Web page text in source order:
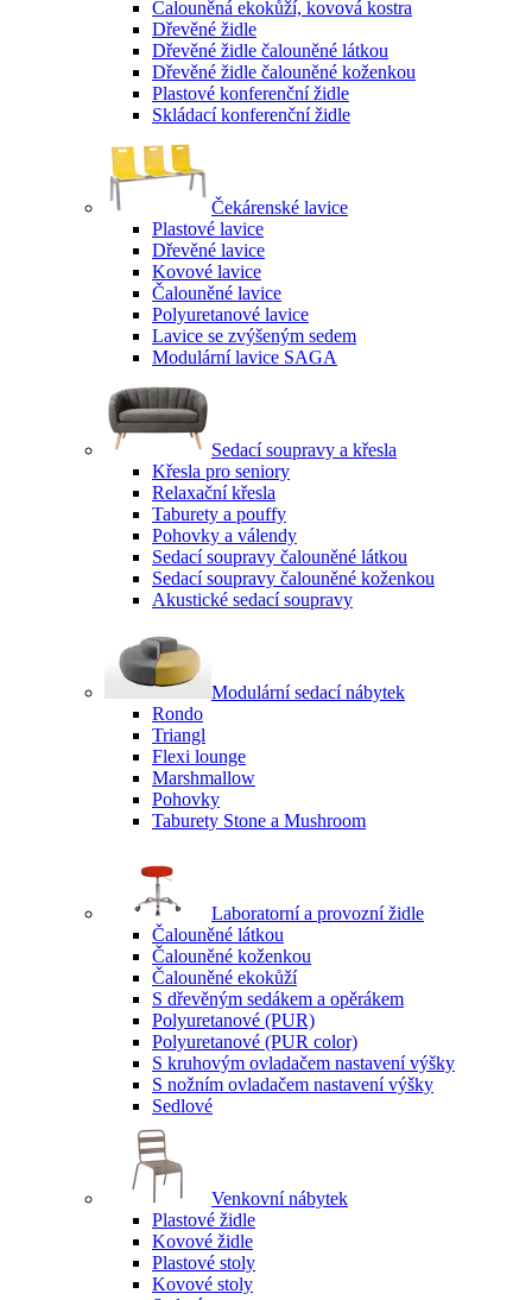
Čalouněná ekokůží, kovová kostra
Dřevěné židle
Dřevěné židle čalouněné látkou
Dřevěné židle čalouněné koženkou
Plastové konferenční židle
Skládací konferenční židle
Čekárenské lavice
Plastové lavice
Dřevěné lavice
Kovové lavice
Čalouněné lavice
Polyuretanové lavice
Lavice se zvýšeným sedem
Modulární lavice SAGA
Sedací soupravy a křesla
Křesla pro seniory
Relaxační křesla
Taburety a pouffy
Pohovky a válendy
Sedací soupravy čalouněné látkou
Sedací soupravy čalouněné koženkou
Akustické sedací soupravy
Modulární sedací nábytek
Rondo
Triangl
Flexi lounge
Marshmallow
Pohovky
Taburety Stone a Mushroom
Laboratorní a provozní židle
Čalouněné látkou
Čalouněné koženkou
Čalouněné ekokůží
S dřevěným sedákem a opěrákem
Polyuretanové (PUR)
Polyuretanové (PUR color)
S kruhovým ovladačem nastavení výšky
S nožním ovladačem nastavení výšky
Sedlové
Venkovní nábytek
Plastové židle
Kovové židle
Plastové stoly
Kovové stoly